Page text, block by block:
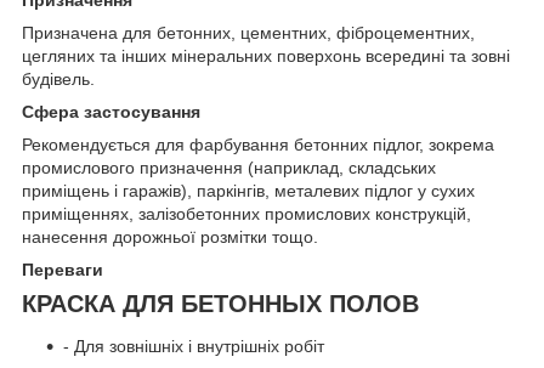
Призначена для бетонних, цементних, фіброцементних,
цегляних та інших мінеральних поверхонь всередині та зовні
будівель.
Сфера застосування
Рекомендується для фарбування бетонних підлог, зокрема
промислового призначення (наприклад, складських
приміщень і гаражів), паркінгів, металевих підлог у сухих
приміщеннях, залізобетонних промислових конструкцій,
нанесення дорожньої розмітки тощо.
Переваги
КРАСКА ДЛЯ БЕТОННЫХ ПОЛОВ
- Для зовнішніх і внутрішніх робіт